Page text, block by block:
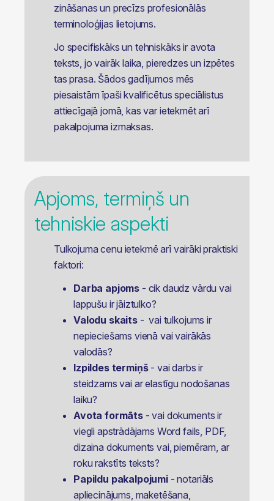
zināšanas un precīzs profesionālās
terminoloģijas lietojums.
Jo specifiskāks un tehniskāks ir avota
teksts, jo vairāk laika, pieredzes un izpētes
tas prasa. Šādos gadījumos mēs
piesaistām īpaši kvalificētus speciālistus
attiecīgajā jomā, kas var ietekmēt arī
pakalpojuma izmaksas.
Apjoms, termiņš un
tehniskie aspekti
Tulkojuma cenu ietekmē arī vairāki praktiski
faktori:
Darba apjoms - cik daudz vārdu vai
lappušu ir jāiztulko?
Valodu skaits- vai tulkojums ir
nepieciešams vienā vai vairākās
valodās?
Izpildes termiņš- vai darbs ir
steidzams vai ar elastīgu nodošanas
laiku?
Avota formāts- vai dokuments ir
viegli apstrādājams Word fails, PDF,
dizaina dokuments vai, piemēram, ar
roku rakstīts teksts?
Papildu pakalpojumi- notariāls
apliecinājums, maketēšana,